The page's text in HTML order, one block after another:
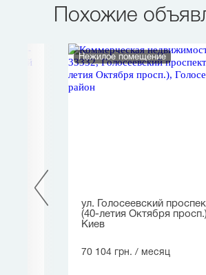
Похожие
Нежилое помещение
ул. Голосеевский
(40-летия Октября
Киев
70 104 грн. / месяц